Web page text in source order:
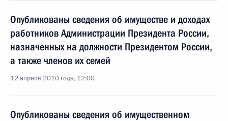
Опубликованы сведения об имуществе и доходах
работников Администрации Президента России,
назначенных на должности Президентом России,
а также членов их семей
12 апреля 2010 года, 12:00
Опубликованы сведения об имущественном